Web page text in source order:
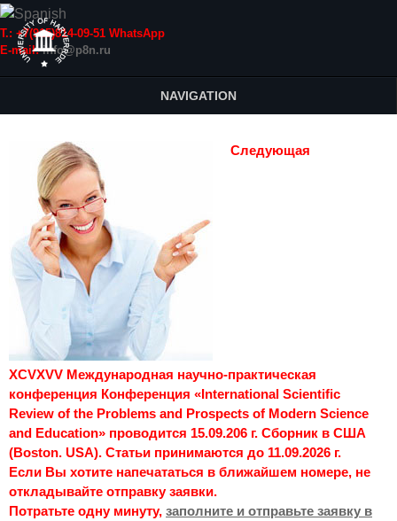
Т.: +7(915)814-09-51 WhatsApp
E-mail:info@p8n.ru
NAVIGATION
Следующая
XCVXVV Международная научно-практическая
конференция Конференция «International Scientific
Review of the Problems and Prospects of Modern Science
and Education» проводится 15.09.206 г. Сборник в США
(Boston. USA). Статьи принимаются до 11.09.2026 г.
Если Вы хотите напечататься в ближайшем номере, не
откладывайте отправку заявки.
Потратьте одну минуту, заполните и отправьте заявку в